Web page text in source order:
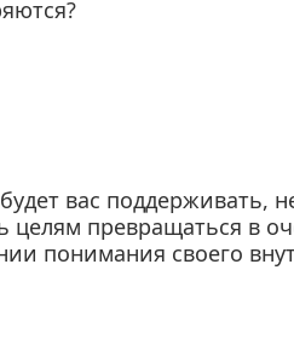
вас поддерживать,
целям превращаться в
понимания своего